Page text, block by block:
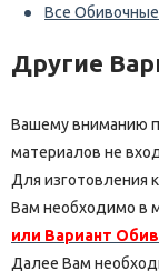
Все
Другие
Вашему вниманию
материалов не
Для изготовления
Вам необходимо в
или Вариант
Далее Вам